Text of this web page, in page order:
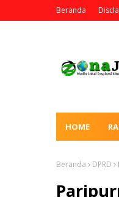
Beranda
HOME
Beranda DPRD